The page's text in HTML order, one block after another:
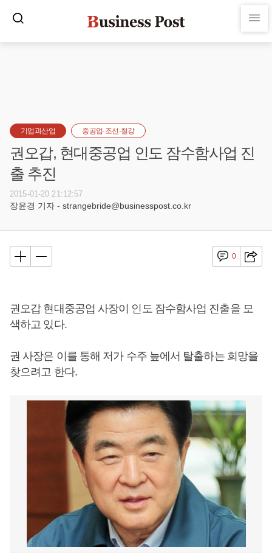
기업과산업 중공업·조선·철강
권오갑, 현대중공업 인도 잠수함사업 진
출 추진
2015-01-20 21:12:57
장윤경 기자 - strangebride@businesspost.co.kr
0
권오갑 현대중공업 사장이 인도 잠수함사업 진출을 모
색하고 있다.
권 사장은 이를 통해 저가 수주 늪에서 탈출하는 희망을
찾으려고 한다.